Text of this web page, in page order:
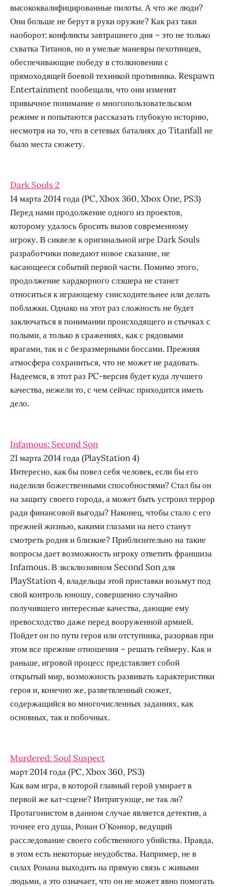
высококвалифицированные пилоты. А что же люди?
Они больше не берут в руки оружие? Как раз таки
наоборот: конфликты завтрашнего дня – это не только
схватка Титанов, но и умелые маневры пехотинцев,
обеспечивающие победу в столкновении с
прямоходящей боевой техникой противника. Respawn
Entertainment пообещали, что они изменят
привычное понимание о многопользовательском
режиме и попытаются рассказать глубокую историю,
несмотря на то, что в сетевых баталиях до Titanfall не
было места сюжету.
Dark Souls 2
14 марта 2014 года (PC, Xbox 360, Xbox One, PS3)
Перед нами продолжение одного из проектов,
которому удалось бросить вызов современному
игроку. В сиквеле к оригинальной игре Dark Souls
разработчики поведают новое сказание, не
касающееся событий первой части. Помимо этого,
продолжение хардкорного слэшера не станет
относиться к играющему снисходительнее или делать
поблажки. Однако на этот раз сложность не будет
заключаться в понимании происходящего и стычках с
полыми, а только в сражениях, как с рядовыми
врагами, так и с безразмерными боссами. Прежняя
атмосфера сохраниться, что не может не радовать.
Надеемся, в этот раз PC-версия будет куда лучшего
качества, нежели то, с чем сейчас приходится иметь
дело.
Infamous: Second Son
21 марта 2014 года (PlayStation 4)
Интересно, как бы повел себя человек, если бы его
наделили божественными способностями? Стал бы он
на защиту своего города, а может быть устроил террор
ради финансовой выгоды? Наконец, чтобы стало с его
прежней жизнью, какими глазами на него станут
смотреть родня и близкие? Приблизительно на такие
вопросы дает возможность игроку ответить франшиза
Infamous. В эксклюзивном Second Son для
PlayStation 4, владельцы этой приставки возьмут под
свой контроль юношу, совершенно случайно
получившего интересные качества, дающие ему
превосходство даже перед вооруженной армией.
Пойдет он по пути героя или отступника, разорвав при
этом все прежние отношения – решать геймеру. Как и
раньше, игровой процесс представляет собой
открытый мир, возможность развивать характеристики
героя и, конечно же, разветвленный сюжет,
содержащийся во многочисленных заданиях, как
основных, так и побочных.
Murdered: Soul Suspect
март 2014 года (PC, Xbox 360, PS3)
Как вам игра, в которой главный герой умирает в
первой же кат-сцене? Интригующе, не так ли?
Протагонистом в данном случае является детектив, а
точнее его душа, Ронан О`Коннор, ведущий
расследование своего собственного убийства. Правда,
в этом есть некоторые неудобства. Например, не в
силах Ронана выходить на прямую связь с живыми
людьми, а это означает, что он не может явно помогать